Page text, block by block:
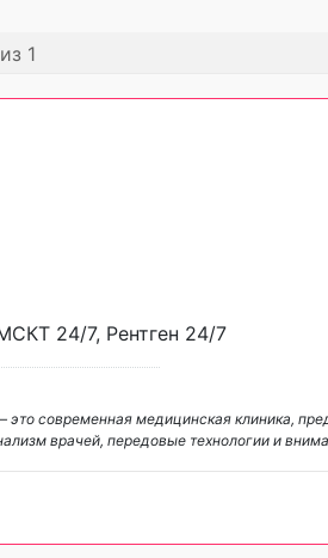
1
24/7, Рентген 24/7
современная медицинская клиника,
врачей, передовые технологии и